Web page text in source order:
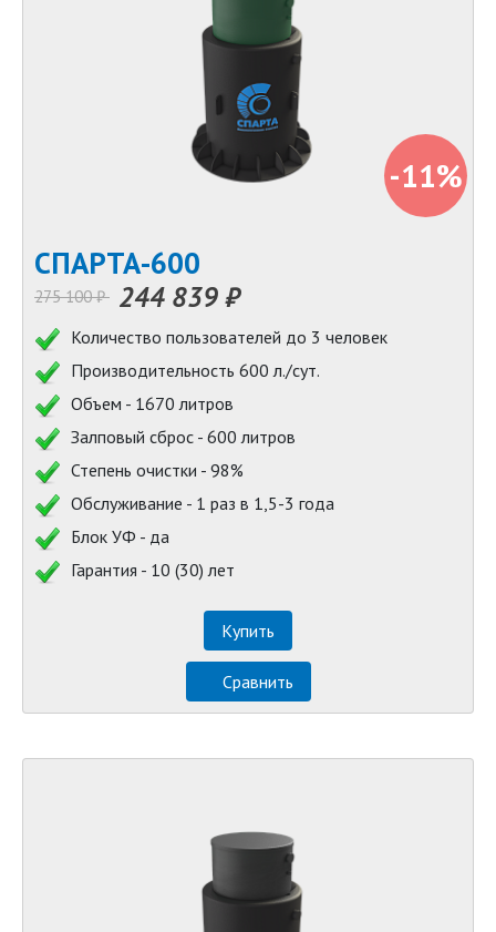
-11%
СПАРТА-600
275 100 ₽ 244 839 ₽
Количество пользователей до 3 человек
Производительность 600 л./сут.
Объем - 1670 литров
Залповый сброс - 600 литров
Степень очистки - 98%
Обслуживание - 1 раз в 1,5-3 года
Блок УФ - да
Гарантия - 10 (30) лет
Купить
Сравнить